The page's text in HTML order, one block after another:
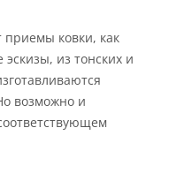
приемы ковки, как
из тонских и
возможно и